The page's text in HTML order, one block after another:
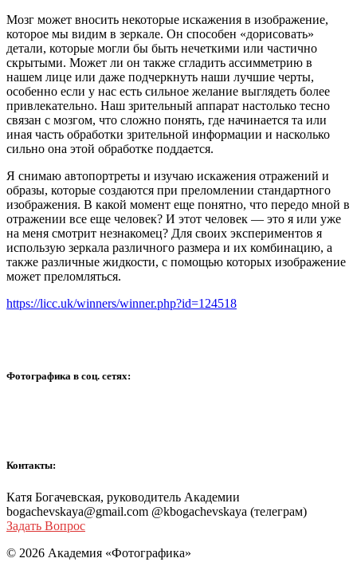
Мозг может вносить некоторые искажения в изображение,
которое мы видим в зеркале. Он способен «дорисовать»
детали, которые могли бы быть нечеткими или частично
скрытыми. Может ли он также сгладить ассимметрию в
нашем лице или даже подчеркнуть наши лучшие черты,
особенно если у нас есть сильное желание выглядеть более
привлекательно. Наш зрительный аппарат настолько тесно
связан с мозгом, что сложно понять, где начинается та или
иная часть обработки зрительной информации и насколько
сильно она этой обработке поддается.
Я снимаю автопортреты и изучаю искажения отражений и
образы, которые создаются при преломлении стандартного
изображения. В какой момент еще понятно, что передо мной в
отражении все еще человек? И этот человек — это я или уже
на меня смотрит незнакомец? Для своих экспериментов я
использую зеркала различного размера и их комбинацию, а
также различные жидкости, с помощью которых изображение
может преломляться.
https://licc.uk/winners/winner.php?id=124518
Фотографика в соц. сетях:
Контакты:
Катя Богачевская, руководитель Академии
bogachevskaya@gmail.com @kbogachevskaya (телеграм)
Задать Вопрос
© 2026 Академия «Фотографика»